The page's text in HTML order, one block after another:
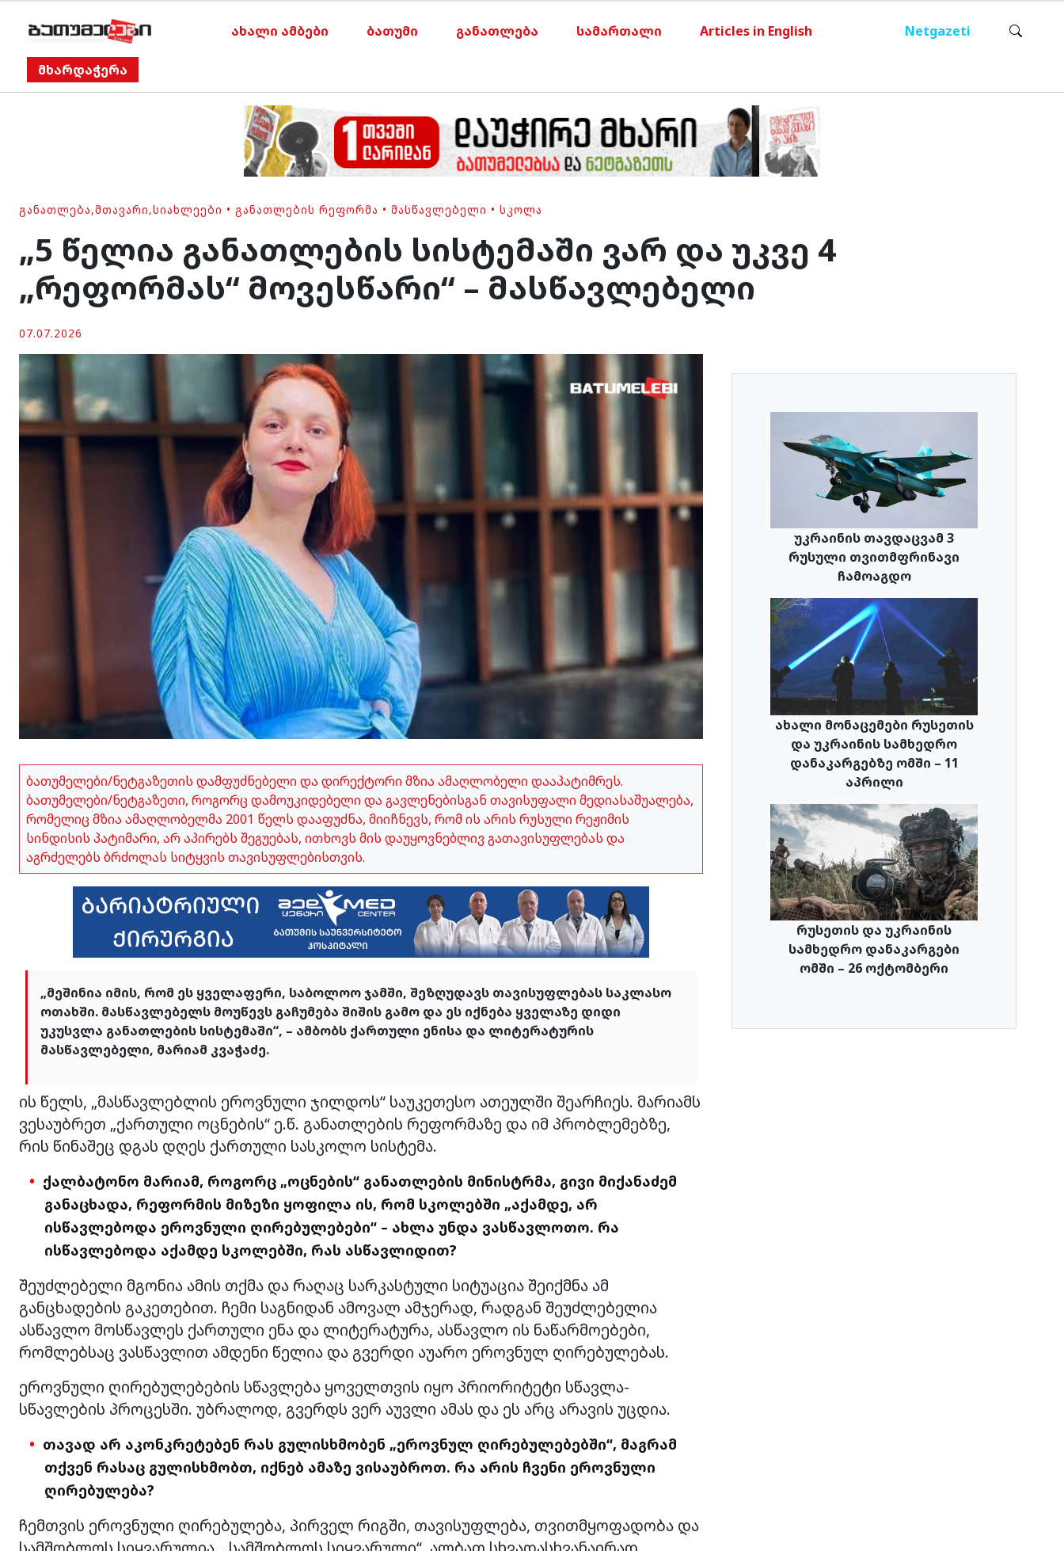
ახალი ამბები ბათუმი განათლება სამართალი Articles in English Netgazeti
მხარდაჭერა
ᲒᲐᲜᲐᲗᲚᲔᲑᲐ,ᲛᲗᲐᲕᲐᲠᲘ,ᲡᲘᲐᲮᲚᲔᲔᲑᲘ • ᲒᲐᲜᲐᲗᲚᲔᲑᲘᲡ ᲠᲔᲤᲝᲠᲛᲐ • ᲛᲐᲡᲬᲐᲕᲚᲔᲑᲔᲚᲘ • ᲡᲙᲝᲚᲐ
„5 წელია განათლების სისტემაში ვარ და უკვე 4
„რეფორმას“ მოვესწარი“ – მასწავლებელი
07.07.2026
ბათუმელები/ნეტგაზეთის დამფუძნებელი და დირექტორი მზია ამაღლობელი დააპატიმრეს.
ბათუმელები/ნეტგაზეთი, როგორც დამოუკიდებელი და გავლენებისგან თავისუფალი მედიასაშუალება,
რომელიც მზია ამაღლობელმა 2001 წელს დააფუძნა, მიიჩნევს, რომ ის არის რუსული რეჟიმის
სინდისის პატიმარი, არ აპირებს შეგუებას, ითხოვს მის დაუყოვნებლივ გათავისუფლებას და
აგრძელებს ბრძოლას სიტყვის თავისუფლებისთვის.
„მეშინია იმის, რომ ეს ყველაფერი, საბოლოო ჯამში, შეზღუდავს თავისუფლებას საკლასო
ოთახში. მასწავლებელს მოუწევს გაჩუმება შიშის გამო და ეს იქნება ყველაზე დიდი
უკუსვლა განათლების სისტემაში“, – ამბობს ქართული ენისა და ლიტერატურის
მასწავლებელი, მარიამ კვაჭაძე.
ის წელს, „მასწავლებლის ეროვნული ჯილდოს“ საუკეთესო ათეულში შეარჩიეს. მარიამს
ვესაუბრეთ „ქართული ოცნების“ ე.წ. განათლების რეფორმაზე და იმ პრობლემებზე,
რის წინაშეც დგას დღეს ქართული სასკოლო სისტემა.
ქალბატონო მარიამ, როგორც „ოცნების“ განათლების მინისტრმა, გივი მიქანაძემ
განაცხადა, რეფორმის მიზეზი ყოფილა ის, რომ სკოლებში „აქამდე, არ
ისწავლებოდა ეროვნული ღირებულებები“ – ახლა უნდა ვასწავლოთო. რა
ისწავლებოდა აქამდე სკოლებში, რას ასწავლიდით?
შეუძლებელი მგონია ამის თქმა და რაღაც სარკასტული სიტუაცია შეიქმნა ამ
განცხადების გაკეთებით. ჩემი საგნიდან ამოვალ ამჯერად, რადგან შეუძლებელია
ასწავლო მოსწავლეს ქართული ენა და ლიტერატურა, ასწავლო ის ნაწარმოებები,
რომლებსაც ვასწავლით ამდენი წელია და გვერდი აუარო ეროვნულ ღირებულებას.
ეროვნული ღირებულებების სწავლება ყოველთვის იყო პრიორიტეტი სწავლა-
სწავლების პროცესში. უბრალოდ, გვერდს ვერ აუვლი ამას და ეს არც არავის უცდია.
თავად არ აკონკრეტებენ რას გულისხმობენ „ეროვნულ ღირებულებებში“, მაგრამ
თქვენ რასაც გულისხმობთ, იქნებ ამაზე ვისაუბროთ. რა არის ჩვენი ეროვნული
ღირებულება?
ჩემთვის ეროვნული ღირებულება, პირველ რიგში, თავისუფლება, თვითმყოფადობა და
უკრაინის თავდაცვამ 3
რუსული თვითმფრინავი
ჩამოაგდო
ახალი მონაცემები რუსეთის
და უკრაინის სამხედრო
დანაკარგებზე ომში – 11
აპრილი
რუსეთის და უკრაინის
სამხედრო დანაკარგები
ომში – 26 ოქტომბერი